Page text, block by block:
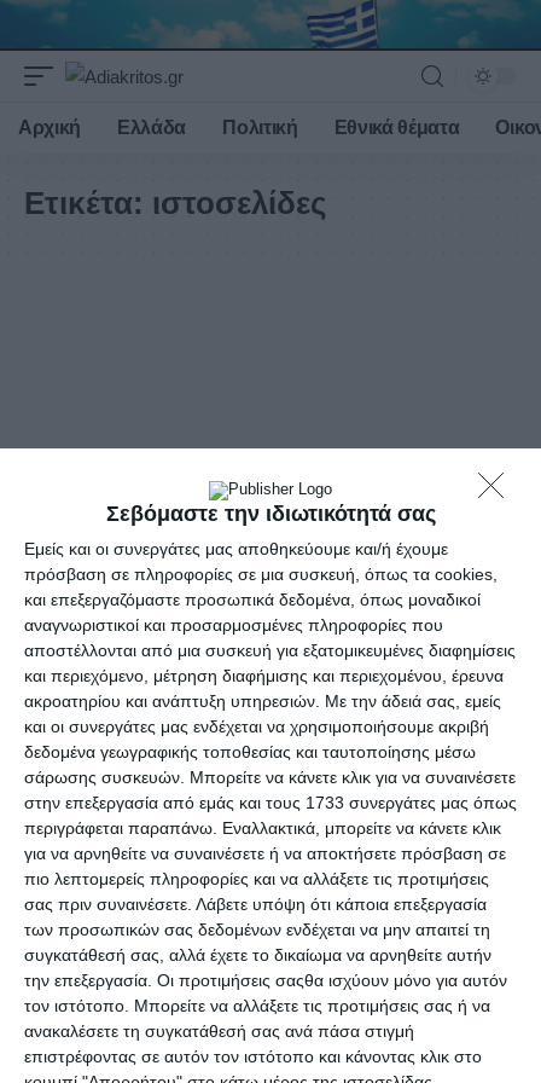
Σεβόμαστε την ιδιωτικότητά σας
Εμείς και οι συνεργάτες μας αποθηκεύουμε και/ή έχουμε
πρόσβαση σε πληροφορίες σε μια συσκευή, όπως τα cookies,
και επεξεργαζόμαστε προσωπικά δεδομένα, όπως μοναδικοί
αναγνωριστικοί και προσαρμοσμένες πληροφορίες που
αποστέλλονται από μια συσκευή για εξατομικευμένες διαφημίσεις
και περιεχόμενο, μέτρηση διαφήμισης και περιεχομένου, έρευνα
ακροατηρίου και ανάπτυξη υπηρεσιών. Με την άδειά σας, εμείς
και οι συνεργάτες μας ενδέχεται να χρησιμοποιήσουμε ακριβή
δεδομένα γεωγραφικής τοποθεσίας και ταυτοποίησης μέσω
σάρωσης συσκευών. Μπορείτε να κάνετε κλικ για να συναινέσετε
στην επεξεργασία από εμάς και τους 1733 συνεργάτες μας όπως
περιγράφεται παραπάνω. Εναλλακτικά, μπορείτε να κάνετε κλικ
για να αρνηθείτε να συναινέσετε ή να αποκτήσετε πρόσβαση σε
πιο λεπτομερείς πληροφορίες και να αλλάξετε τις προτιμήσεις
σας πριν συναινέσετε. Λάβετε υπόψη ότι κάποια επεξεργασία
των προσωπικών σας δεδομένων ενδέχεται να μην απαιτεί τη
συγκατάθεσή σας, αλλά έχετε το δικαίωμα να αρνηθείτε αυτήν
την επεξεργασία. Οι προτιμήσεις σαςθα ισχύουν μόνο για αυτόν
τον ιστότοπο. Μπορείτε να αλλάξετε τις προτιμήσεις σας ή να
ανακαλέσετε τη συγκατάθεσή σας ανά πάσα στιγμή
επιστρέφοντας σε αυτόν τον ιστότοπο και κάνοντας κλικ στο
Αρχική Ελλάδα Πολιτική Εθνικά θέματα
Ετικέτα: ιστοσελίδες
ΔΙΕΘΝΉ
Έστησαν στα Σκόπια “φάμπρικα” παγκόσμιων
ψευδών ειδήσεων!
Στο κράτος των Σκοπίων, έχουν έδρα πάνω από 100 ιστοσελίδες
Συντακτική ομάδα 18/12/2016
ΕΠΙΣΤΉΜΗ
Τέλος στις διαφημίσεις της Google ιστοσελίδων